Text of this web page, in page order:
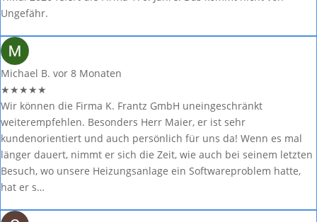
Ungefähr.
Michael B. vor 8 Monaten
★★★★★
Wir können die Firma K. Frantz GmbH uneingeschränkt
weiterempfehlen. Besonders Herr Maier, er ist sehr
kundenorientiert und auch persönlich für uns da! Wenn es mal
länger dauert, nimmt er sich die Zeit, wie auch bei seinem letzten
Besuch, wo unsere Heizungsanlage ein Softwareproblem hatte,
hat er s…